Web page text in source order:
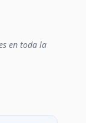
en toda la